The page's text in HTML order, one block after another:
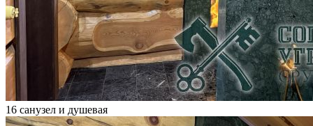
16 санузел и душевая